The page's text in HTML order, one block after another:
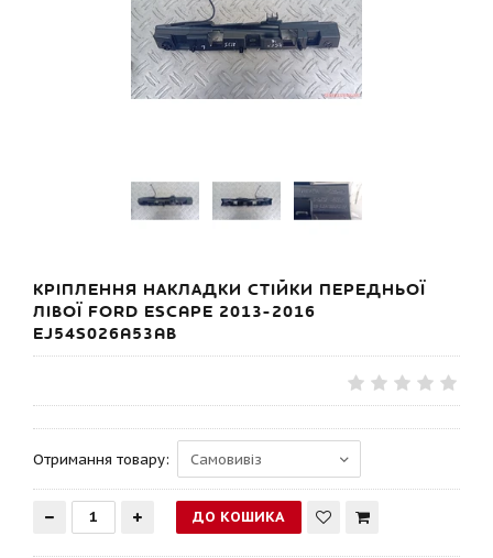
КРІПЛЕННЯ НАКЛАДКИ СТІЙКИ ПЕРЕДНЬОЇ
ЛІВОЇ FORD ESCAPE 2013-2016
EJ54S026A53AB
Отримання товару: